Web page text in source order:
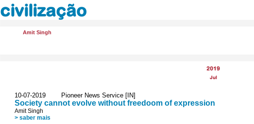
civilização
Amit Singh
2019
Jul
10-07-2019 Pioneer News Service [IN]
Society cannot evolve without freedoom of expression
Amit Singh
> saber mais